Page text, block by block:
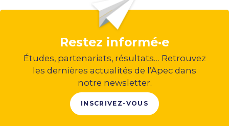
Restez informé·e
Études, partenariats, résultats… Retrouvez
les dernières actualités de l’Apec dans
notre newsletter.
INSCRIVEZ-VOUS